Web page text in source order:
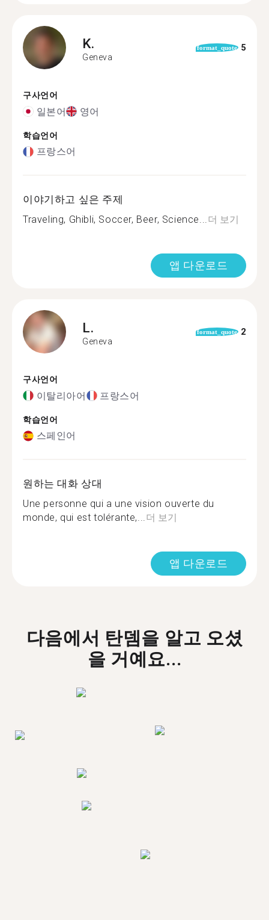
K.
Geneva
format_quote 5
구사언어
일본어 영어
학습언어
프랑스어
이야기하고 싶은 주제
Traveling, Ghibli, Soccer, Beer, Science...더 보기
앱 다운로드
L.
Geneva
format_quote 2
구사언어
이탈리아어 프랑스어
학습언어
스페인어
원하는 대화 상대
Une personne qui a une vision ouverte du
monde, qui est tolérante,...더 보기
앱 다운로드
다음에서 탄뎀을 알고 오셨
을 거예요...